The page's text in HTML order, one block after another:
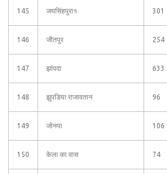
145 जयसिंहपुरा१ 301
146 जीतपुर 254
147 झांपदा 633
148 झुपडिया राजावतान 96
149 जोनपा 106
150 केला का वास 74